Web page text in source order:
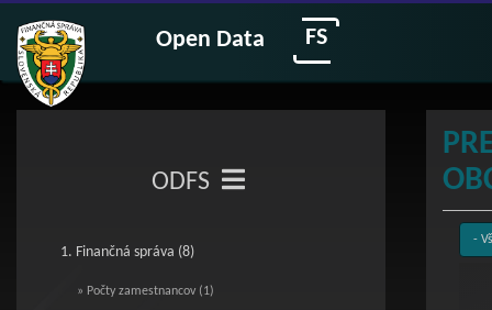
Open Data FS
ODFS
1. Finančná správa (8)
» Počty zamestnancov (1)